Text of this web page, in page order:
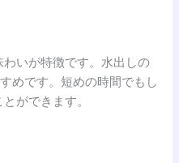
いが特徴です。水出しの
めです。短めの時間でもし
ができます。